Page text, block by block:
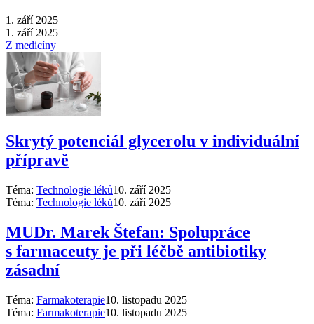
1. září 2025
1. září 2025
Z medicíny
Skrytý potenciál glycerolu v individuální
přípravě
Téma: Technologie léků10. září 2025
Téma: Technologie léků10. září 2025
MUDr. Marek Štefan: Spolupráce
s farmaceuty je při léčbě antibiotiky
zásadní
Téma: Farmakoterapie10. listopadu 2025
Téma: Farmakoterapie10. listopadu 2025